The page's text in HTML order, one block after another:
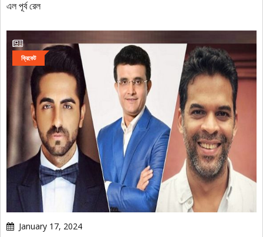
এল পূর্ব রেল
ক্রিকেট
January 17, 2024